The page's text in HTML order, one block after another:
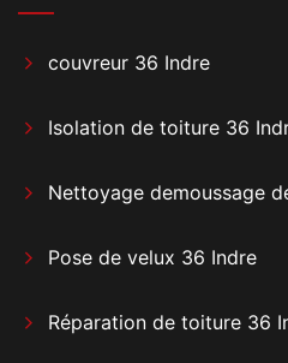
couvreur 36 Indre
Isolation de toiture 36
Nettoyage demoussage
Pose de velux 36 Indre
Réparation de toiture 36